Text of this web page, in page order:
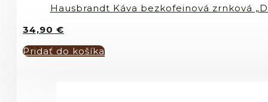
Hausbrandt Káva bezkofeinová zrnková
34,90 €
Pridať do košíka